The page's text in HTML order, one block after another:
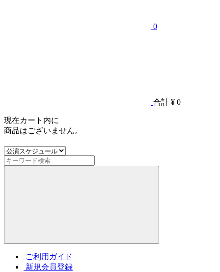
0
合計 ¥ 0
現在カート内に
商品はございません。
ご利用ガイド
新規会員登録